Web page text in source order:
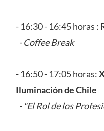
- 16:30 - 16:45 horas :
- Coffee Break
- 16:50 - 17:05 horas:
Iluminación de Chile
- "El Rol de los